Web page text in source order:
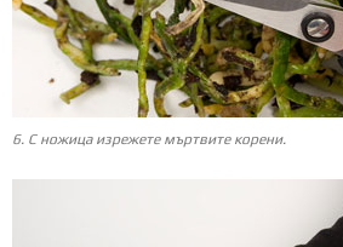
6. С ножица изрежете мъртвите корени.